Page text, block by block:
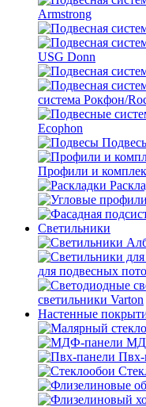
Armstrong
USG Donn
система Рокфон/
Ecophon
Профили и
Светильники
для подвесных
светильники Varton
Настенные
Пвх-